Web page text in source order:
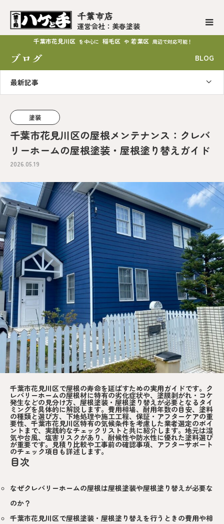
千葉市店
運営会社：美春塗装
千葉市花見川区 を中心に 稲毛区 や 若葉区 周辺で対応可能！
ブログ BLOG
最新記事
塗装
千葉市花見川区の屋根メンテナンス：クレバ
リーホームの屋根塗装・屋根塗り替えガイド
2026.05.19
千葉市花見川区で屋根の寿命を延ばすための実用ガイドです。ク
レバリーホームの屋根材に特有の劣化症状や、塗膜剥がれ・コケ
発生などの見分け方、屋根塗装・屋根塗り替えが必要となるタイ
ミングを具体的に解説します。費用相場、耐用年数の目安、塗料
の種類と選び方、下地処理や施工工程、保証・アフターケアの重
要性、千葉市花見川区特有の気候条件を考慮した業者選定のポイ
ントまで、実践的なチェックリストと共に紹介します。地元は湿
気や台風、塩害リスクがあり、耐候性や防水性に優れた塗料選び
が重要です。見積り比較や工事前の確認事項、アフターサポート
のチェック項目も詳述します。
目次
なぜクレバリーホームの屋根は屋根塗装や屋根塗り替えが必要な
のか？
千葉市花見川区で屋根塗装・屋根塗り替えを行うときの費用や相